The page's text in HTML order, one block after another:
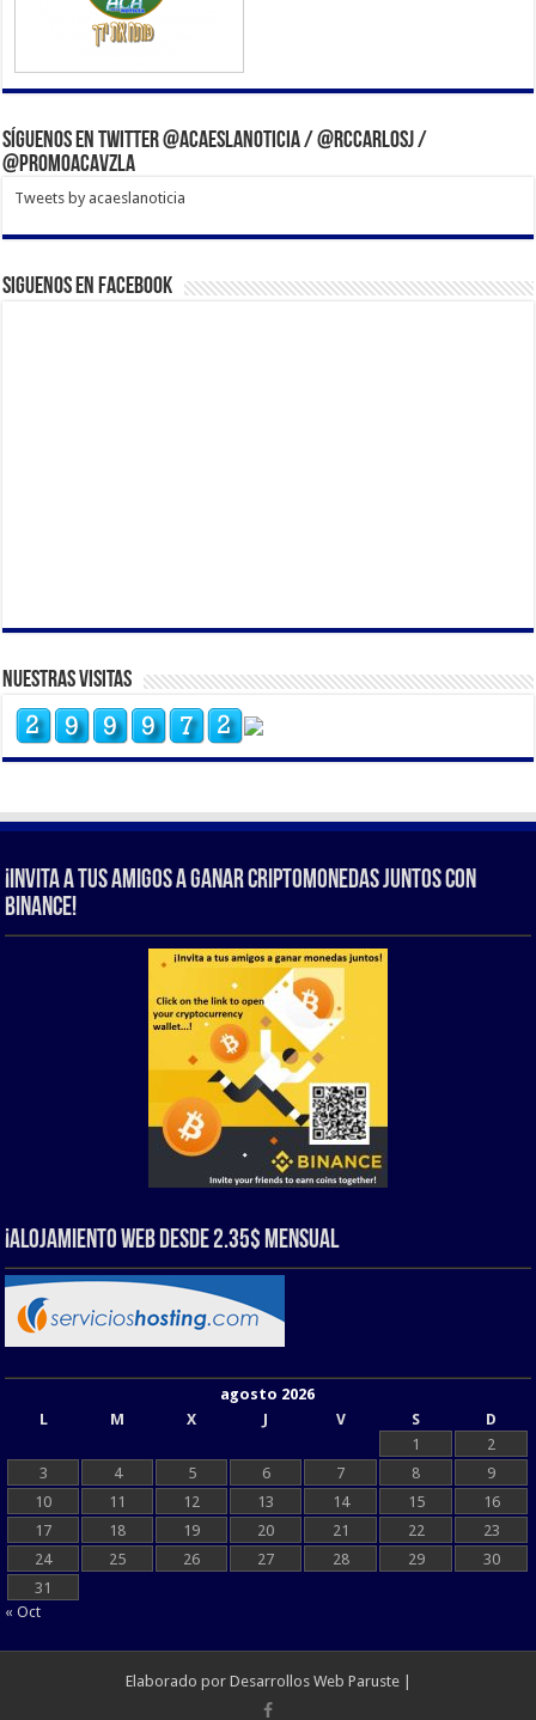
Síguenos en Twitter @acaeslanoticia / @rccarlosj /
@PromoACAVzla
Tweets by acaeslanoticia
Siguenos en Facebook
Nuestras Visitas
¡Invita a tus amigos a ganar criptomonedas juntos con
Binance!
¡Alojamiento web Desde 2.35$ Mensual
agosto 2026
L
M X J V S
D
1
2
3
4 5 6 7 8
9
10
11 12 13 14 15
16
17
18 19 20 21 22
23
24
25 26 27 28 29
30
31
« Oct
Elaborado por Desarrollos Web Paruste|